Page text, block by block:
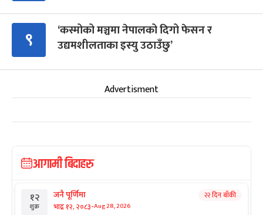
९
‘कस्मोको मञ्चमा नेपालको दिगो फेसन र
उद्यमशीलताका इस्यु उठाउँछु’
Advertisment
आगामी बिदाहरु
१२
शुक्र
जनै पूर्णिमा
भाद्र १२, २०८३-Aug 28, 2026
२२ दिन बाँकी